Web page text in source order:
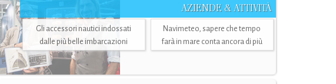
AZIENDE & ATTIVITÀ
Gli accessori nautici indossati
dalle più belle imbarcazioni
Navimeteo, sapere che tempo
farà in mare conta ancora di più